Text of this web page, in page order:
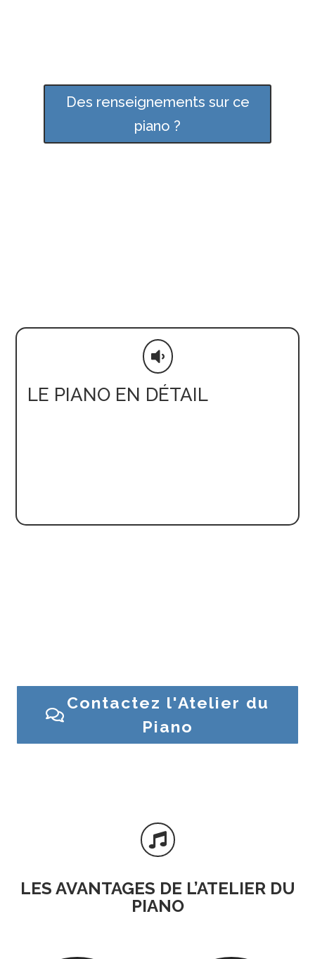
Des renseignements sur ce
piano ?

LE PIANO EN DÉTAIL
Contactez l'Atelier du
Piano

LES AVANTAGES DE L’ATELIER DU
PIANO